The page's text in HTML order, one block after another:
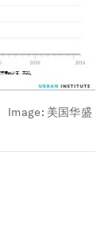
Image: 美国华盛